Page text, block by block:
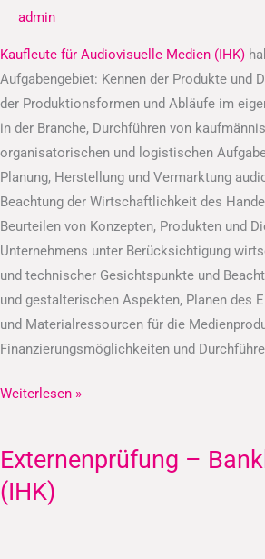
admin
Kaufleute für Audiovisuelle Medien (IHK)
Aufgabengebiet: Kennen der Produkte und
der Produktionsformen und Abläufe im
in der Branche, Durchführen von
organisatorischen und logistischen
Planung, Herstellung und Vermarktung
Beachtung der Wirtschaftlichkeit des
Beurteilen von Konzepten, Produkten und
Unternehmens unter Berücksichtigung
und technischer Gesichtspunkte und
und gestalterischen Aspekten, Planen des
und Materialressourcen für die
Finanzierungsmöglichkeiten und
Medien
(IHK)
Weiterlesen »
Externenprüfung –
(IHK)
Externenprüfung
–
Bankkaufleute